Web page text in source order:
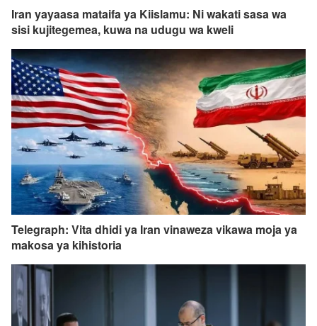
Iran yayaasa mataifa ya Kiislamu: Ni wakati sasa wa
sisi kujitegemea, kuwa na udugu wa kweli
Telegraph: Vita dhidi ya Iran vinaweza vikawa moja ya
makosa ya kihistoria